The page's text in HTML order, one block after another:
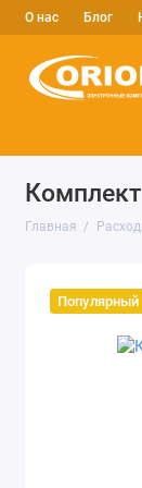
О нас Блог
Главная
Популярный